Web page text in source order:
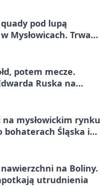
pod lupą
Mysłowicach. Trwa
potem mecze.
Ruska na
na mysłowickim rynku
bohaterach Śląska i
na Boliny.
utrudnienia